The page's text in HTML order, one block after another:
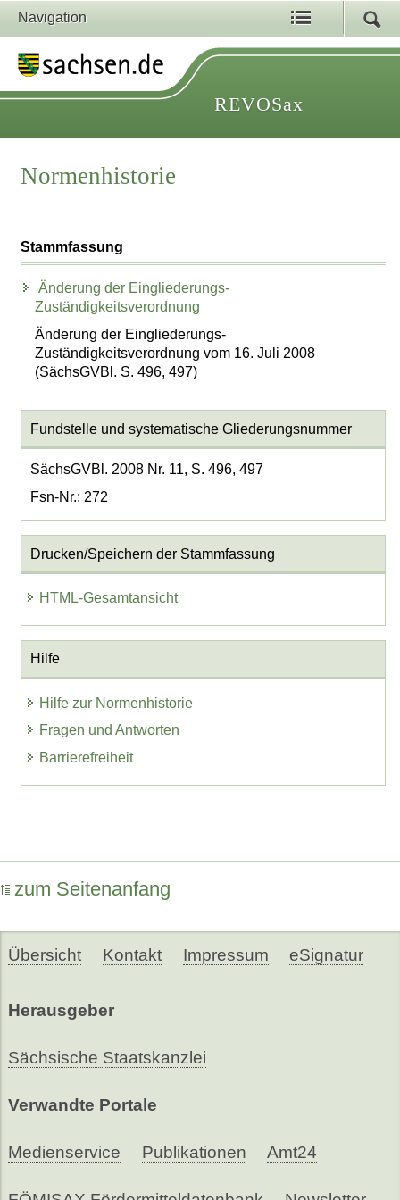
Navigation
REVOSax
Normenhistorie
Stammfassung
Änderung der Eingliederungs-
Zuständigkeitsverordnung
Änderung der Eingliederungs-
Zuständigkeitsverordnung vom 16. Juli 2008
(SächsGVBl. S. 496, 497)
Fundstelle und systematische Gliederungsnummer
SächsGVBl. 2008 Nr. 11, S. 496, 497
Fsn-Nr.: 272
Drucken/Speichern der Stammfassung
HTML-Gesamtansicht
Hilfe
Hilfe zur Normenhistorie
Fragen und Antworten
Barrierefreiheit
zum Seitenanfang
Übersicht Kontakt Impressum eSignatur
Herausgeber
Sächsische Staatskanzlei
Verwandte Portale
Medienservice Publikationen Amt24